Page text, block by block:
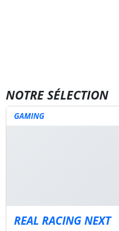
NOTRE SÉLECTION
GAMING
REAL RACING NEXT